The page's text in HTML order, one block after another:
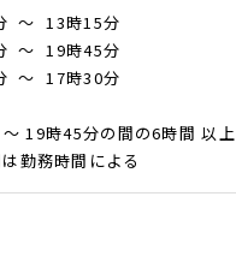
～ 13時15分
～ 19時45分
～ 17時30分
19時45分の間の6時間 以上
勤務時間による